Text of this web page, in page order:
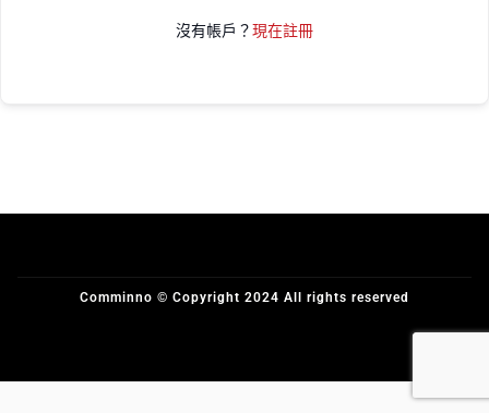
沒有帳戶？現在註冊
Comminno © Copyright 2024 All rights reserved